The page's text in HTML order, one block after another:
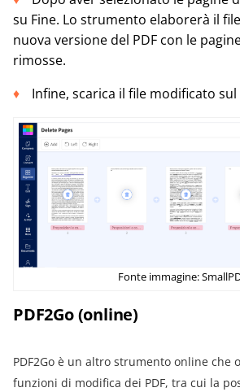
su Fine. Lo strumento elaborerà il
nuova versione del PDF con le
rimosse.
Infine, scarica il file modificato
Fonte immagine:
PDF2Go (online)
PDF2Go è un altro strumento online che
funzioni di modifica dei PDF, tra cui la